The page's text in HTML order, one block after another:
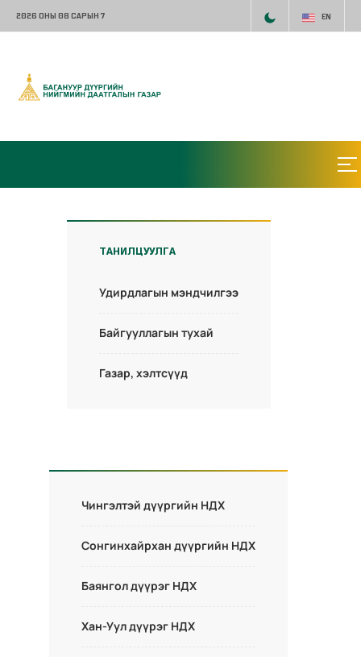
2026 ОНЫ 08 САРЫН 7 EN
ТАНИЛЦУУЛГА
Удирдлагын мэндчилгээ
Байгууллагын тухай
Газар, хэлтсүүд
Чингэлтэй дүүргийн НДХ
Сонгинхайрхан дүүргийн НДХ
Баянгол дүүрэг НДХ
Хан-Уул дүүрэг НДХ